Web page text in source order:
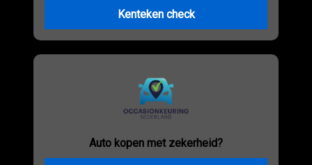
Kenteken check
Auto kopen met zekerheid?